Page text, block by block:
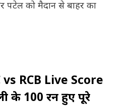
पटेल को मैदान से बाहर का
RCB Live Score
के 100 रन हुए पूरे